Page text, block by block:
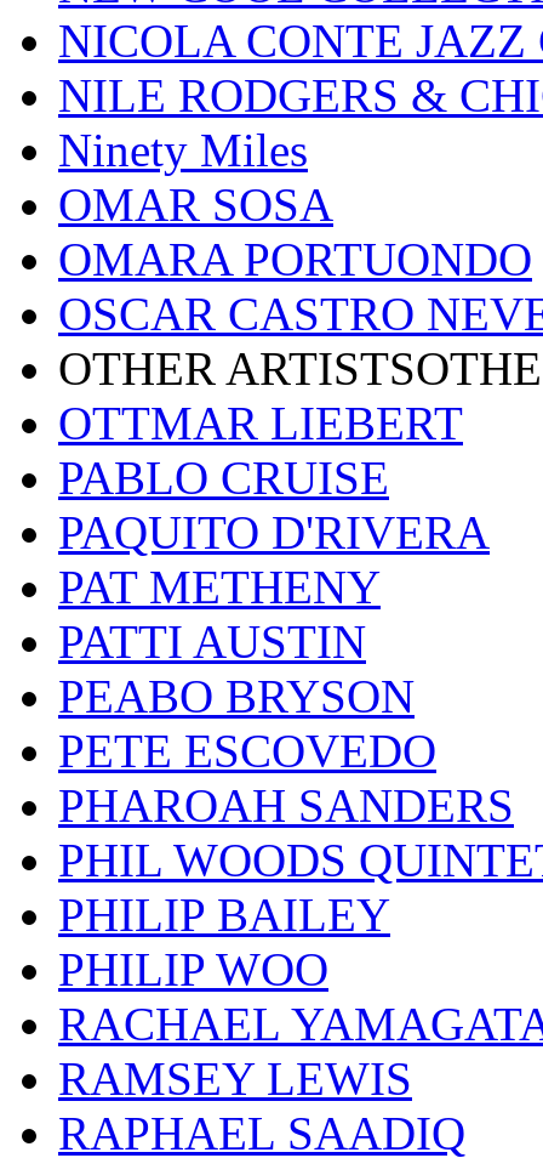
NICOLA CONTE JAZZ
NILE RODGERS &
Ninety Miles
OMAR SOSA
OMARA PORTUONDO
OSCAR CASTRO
OTHER
OTTMAR LIEBERT
PABLO CRUISE
PAQUITO D'RIVERA
PAT METHENY
PATTI AUSTIN
PEABO BRYSON
PETE ESCOVEDO
PHAROAH SANDERS
PHIL WOODS
PHILIP BAILEY
PHILIP WOO
RACHAEL
RAMSEY LEWIS
RAPHAEL SAADIQ